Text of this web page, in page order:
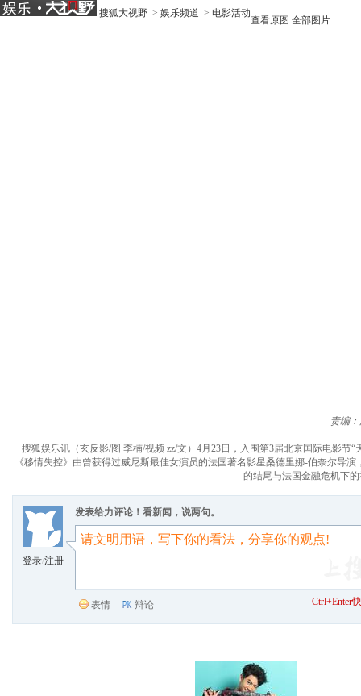
搜狐大视野 > 娱乐频道 > 电影活动
查看原图 全部图片
责编
搜狐娱乐讯（玄反影/图 李楠/视频 zz/文）4月23日，入围第3届北京国际电影
《移情失控》由曾获得过威尼斯最佳女演员的法国著名影星桑德里娜-伯奈尔导
的结尾与法国金融危机下
登录/注册
发表给力评论！看新闻，说两句。
表情 辩论 Ctrl+Enter